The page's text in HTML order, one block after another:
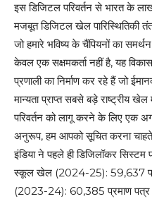
इस डिजिटल परिवर्तन से भारत के
मजबूत डिजिटल खेल पारिस्थितिकी
जो हमारे भविष्य के चैंपियनों का
केवल एक सक्षमकर्ता नहीं है, यह
प्रणाली का निर्माण कर रहे हैं जो
मान्यता प्राप्त सबसे बड़े राष्ट्रीय
परिवर्तन को लागू करने के लिए एक
अनुरूप, हम आपको सूचित करना
इंडिया ने पहले ही डिजिलॉकर
स्कूल खेल (2024-25): 59,637
(2023-24): 60,385 प्रमाण पत्र